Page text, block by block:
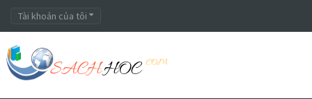
Tài khoản của tôi